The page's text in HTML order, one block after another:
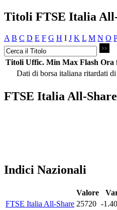
Titoli FTSE Italia
A B C D E F G H I J K L M N O P
Titoli Uffic. Min Max Flash Ora
Dati di borsa italiana ritardati
FTSE Italia All-Share
Indici Nazionali
Valore
FTSE Italia All-Share 25720 -